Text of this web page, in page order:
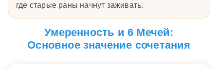
где старые раны начнут заживать.
Умеренность и 6 Мечей:
Основное значение сочетания